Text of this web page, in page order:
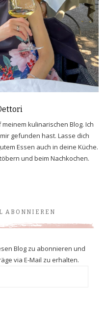
kulinarischen Blog. Ich
gefunden hast. Lasse dich
Essen auch in deine Küche.
und beim Nachkochen.
ABONNIEREN
Blog zu abonnieren und
via E-Mail zu erhalten.